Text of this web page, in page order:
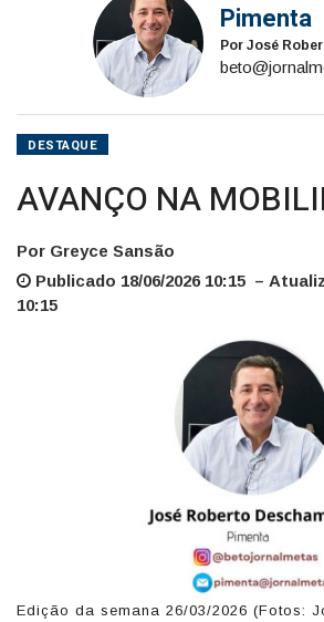
Pimenta
Por José
DESTAQUE
AVANÇO NA
Por Greyce Sansão
Publicado 18/06/2026 10:15 –
10:15
Edição da semana 26/03/2026 (Fotos: